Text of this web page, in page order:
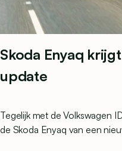
Skoda Enyaq
update
Tegelijk met de Volkswagen
de Skoda Enyaq van een